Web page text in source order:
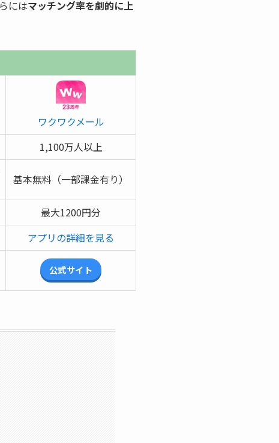
にはマッチング率を劇的に上
ワクワクメール
1,100万人以上
基本無料（一部課金有り）
最大1200円分
アプリの詳細を見る
公式サイト